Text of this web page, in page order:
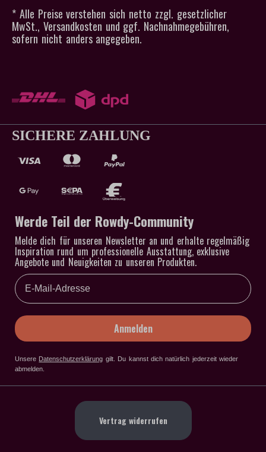
* Alle Preise verstehen sich netto zzgl. gesetzlicher
MwSt., Versandkosten und ggf. Nachnahmegebühren,
sofern nicht anders angegeben.
SICHERE ZAHLUNG
Werde Teil der Rowdy-Community
Melde dich für unseren Newsletter an und erhalte regelmäßig
Inspiration rund um professionelle Ausstattung, exklusive
Angebote und Neuigkeiten zu unseren Produkten.
Email
Anmelden
Unsere Datenschutzerklärung gilt. Du kannst dich natürlich jederzeit wieder
abmelden.
Vertrag widerrufen